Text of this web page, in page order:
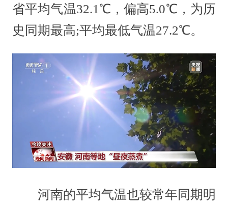
省平均气温32.1℃，偏高5.0℃，为历
史同期最高;平均最低气温27.2℃。
河南的平均气温也较常年同期明